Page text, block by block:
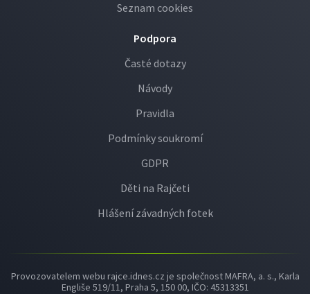
Seznam cookies
Podpora
Časté dotazy
Návody
Pravidla
Podmínky soukromí
GDPR
Děti na Rajčeti
Hlášení závadných fotek
Provozovatelem webu rajce.idnes.cz je společnost MAFRA, a. s., Karla
Engliše 519/11, Praha 5, 150 00, IČO: 45313351